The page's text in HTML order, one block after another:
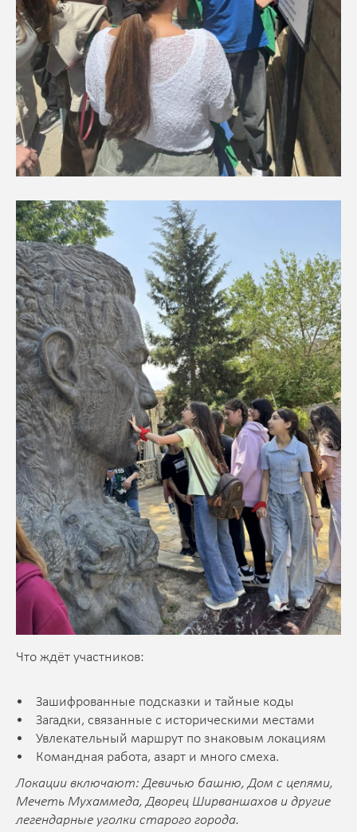
Что ждёт участников:
• Зашифрованные подсказки и тайные коды
• Загадки, связанные с историческими местами
• Увлекательный маршрут по знаковым локациям
• Командная работа, азарт и много смеха.
Локации включают: Девичью башню, Дом с цепями,
Мечеть Мухаммеда, Дворец Ширваншахов и другие
легендарные уголки старого города.